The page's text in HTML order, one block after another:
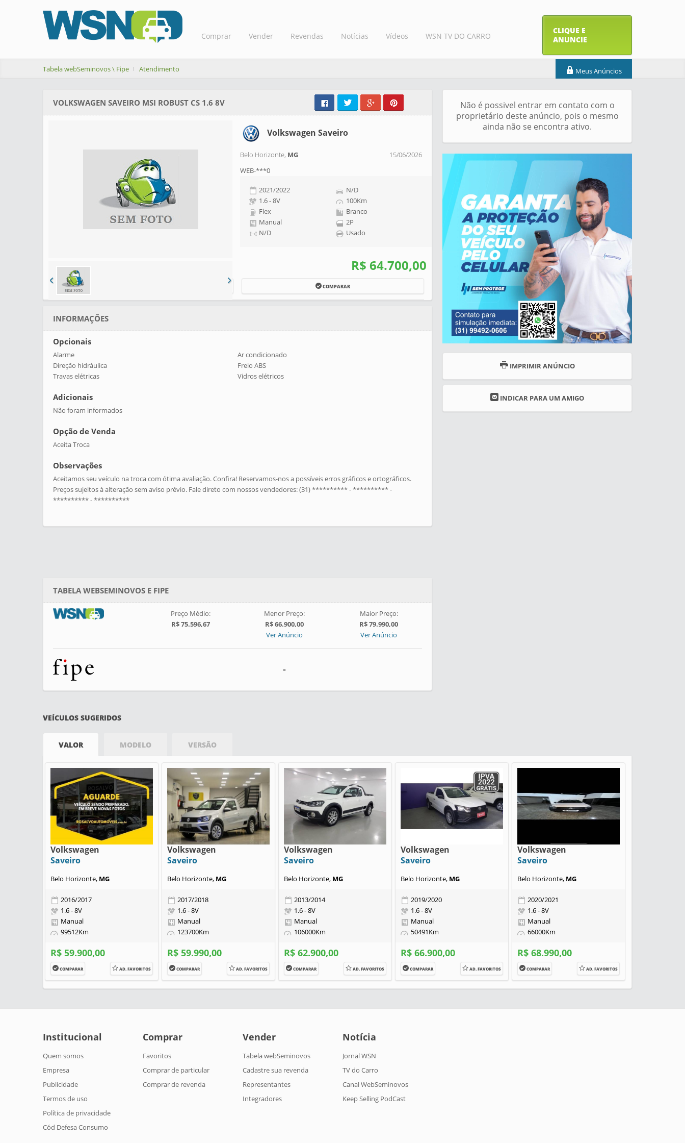
Comprar Vender Revendas Notícias Vídeos WSN TV DO CARRO
CLIQUE E
ANUNCIE
Tabela webSeminovos \ Fipe Atendimento Meus Anúncios
VOLKSWAGEN SAVEIRO MSI ROBUST CS 1.6 8V
Volkswagen Saveiro
Belo Horizonte, MG
15/06/2026
WEB-***0
2021/2022
1.6 - 8V
Flex
Manual
N/D
N/D
100Km
Branco
2P
Usado
R$ 64.700,00
COMPARAR
INFORMAÇÕES
Opcionais
Alarme
Ar condicionado
Direção hidráulica
Freio ABS
Travas elétricas
Vidros elétricos
Adicionais
Não foram informados
Opção de Venda
Aceita Troca
Observações
Aceitamos seu veículo na troca com ótima avaliação. Confira! Reservamos-nos a possíveis erros gráficos e ortográficos.
Preços sujeitos à alteração sem aviso prévio. Fale direto com nossos vendedores: (31) ********** - ********** -
********** - **********
TABELA WEBSEMINOVOS E FIPE
Preço Médio:
R$ 75.596,67
Menor Preço:
R$ 66.900,00
Ver Anúncio
Maior Preço:
R$ 79.990,00
Ver Anúncio
-
Não é possivel entrar em contato com o
proprietário deste anúncio, pois o mesmo
ainda não se encontra ativo.
IMPRIMIR ANÚNCIO
INDICAR PARA UM AMIGO
VEÍCULOS SUGERIDOS
VALOR MODELO VERSÃO
Volkswagen
Saveiro
Belo Horizonte, MG
2016/2017
1.6 - 8V
Manual
99512Km
R$ 59.900,00
COMPARAR AD. FAVORITOS
Volkswagen
Saveiro
Belo Horizonte, MG
2017/2018
1.6 - 8V
Manual
123700Km
R$ 59.990,00
COMPARAR AD. FAVORITOS
Volkswagen
Saveiro
Belo Horizonte, MG
2013/2014
1.6 - 8V
Manual
106000Km
R$ 62.900,00
COMPARAR AD. FAVORITOS
Volkswagen
Saveiro
Belo Horizonte, MG
2019/2020
1.6 - 8V
Manual
50491Km
R$ 66.900,00
COMPARAR AD. FAVORITOS
Volkswagen
Saveiro
Belo Horizonte, MG
2020/2021
1.6 - 8V
Manual
66000Km
R$ 68.990,00
COMPARAR AD. FAVORITOS
Institucional
Quem somos
Empresa
Publicidade
Termos de uso
Política de privacidade
Cód Defesa Consumo
Comprar
Favoritos
Comprar de particular
Comprar de revenda
Vender
Tabela webSeminovos
Cadastre sua revenda
Representantes
Integradores
Notícia
Jornal WSN
TV do Carro
Canal WebSeminovos
Keep Selling PodCast